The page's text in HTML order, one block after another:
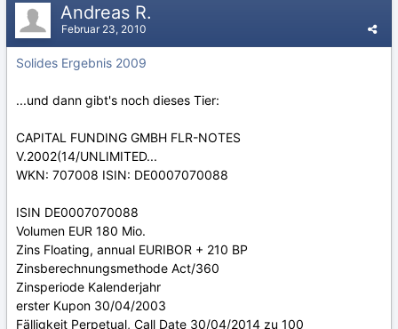
Andreas R.
Februar 23, 2010
Solides Ergebnis 2009
...und dann gibt's noch dieses Tier:
CAPITAL FUNDING GMBH FLR-NOTES
V.2002(14/UNLIMITED...
WKN: 707008 ISIN: DE0007070088
ISIN DE0007070088
Volumen EUR 180 Mio.
Zins Floating, annual EURIBOR + 210 BP
Zinsberechnungsmethode Act/360
Zinsperiode Kalenderjahr
erster Kupon 30/04/2003
Fälligkeit Perpetual, Call Date 30/04/2014 zu 100